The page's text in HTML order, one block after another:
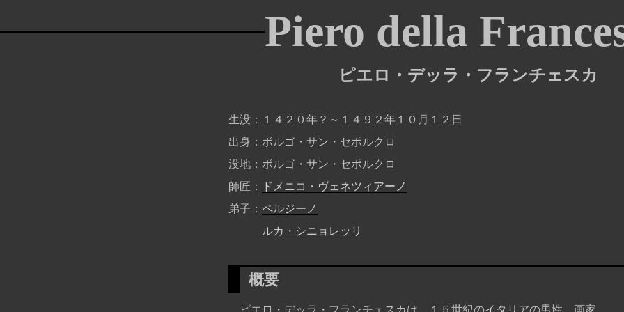
Piero della
ピエロ・デッラ・フランチェスカ
生没
１４２０年？～１４９２年１０月１２日
出身
ボルゴ・サン・セポルクロ
没地
ボルゴ・サン・セポルクロ
師匠
ドメニコ・ヴェネツィアーノ
弟子
ペルジーノ
ルカ・シニョレッリ
概要
ピエロ・デッラ・フランチェスカは、１５世紀のイタリアの男性、画家。